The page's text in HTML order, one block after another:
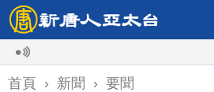
首頁 › 新聞 › 要聞